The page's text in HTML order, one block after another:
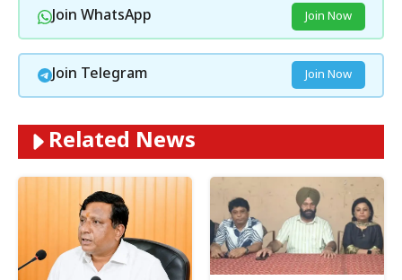
Join WhatsApp Join Now
Join Telegram Join Now
Related News